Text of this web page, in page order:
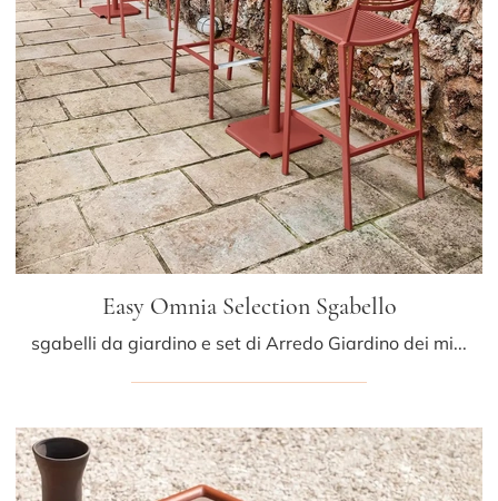
Easy Omnia Selection Sgabello
sgabelli da giardino e set di Arredo Giardino dei migliori brand: ottieni informazioni sul modello Easy Omnia Selection Sgabello di Fast, clicca ...